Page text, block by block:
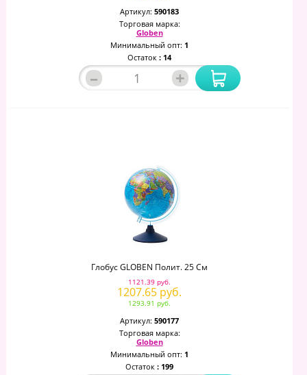
Артикул: 590183
Торговая марка:
Globen
Минимальный опт: 1
Остаток : 14
– +
Глобус GLOBEN Полит. 25 См
1121.39 руб.
1207.65 руб.
1293.91 руб.
Артикул: 590177
Торговая марка:
Globen
Минимальный опт: 1
Остаток : 199